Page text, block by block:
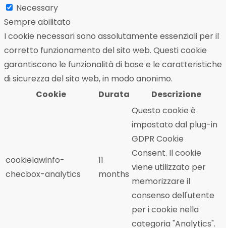
Necessary
Sempre abilitato
I cookie necessari sono assolutamente essenziali per il
corretto funzionamento del sito web. Questi cookie
garantiscono le funzionalità di base e le caratteristiche
di sicurezza del sito web, in modo anonimo.
Cookie
Durata Descrizione
cookielawinfo-
checbox-analytics
11
months
Questo cookie è
impostato dal plug-in
GDPR Cookie
Consent. Il cookie
viene utilizzato per
memorizzare il
consenso dell'utente
per i cookie nella
categoria "Analytics".